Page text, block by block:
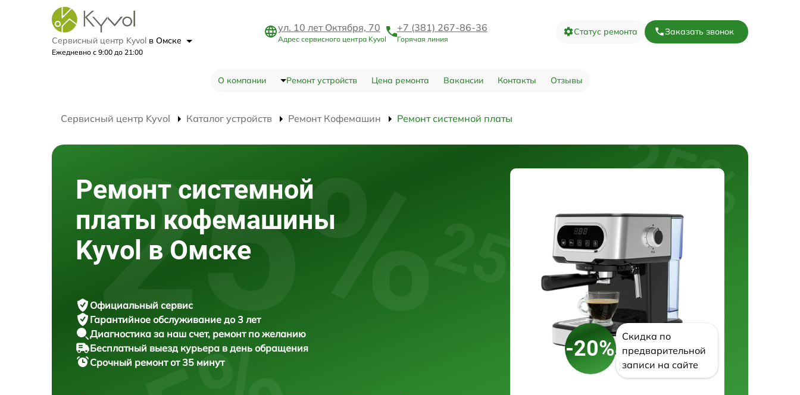
Сервисный центр Kyvol в Омске
Ежедневно с 9:00 до 21:00
ул. 10 лет Октября, 70
Адрес сервисного центра Kyvol
+7 (381) 267-86-36
Горячая линия
Статус ремонта Заказать звонок
О компании Ремонт устройств Цена ремонта Вакансии Контакты Отзывы
Сервисный центр Kyvol Каталог устройств Ремонт Кофемашин Ремонт системной платы
Ремонт системной
платы кофемашины
Kyvol в Омске
Официальный сервис
Гарантийное обслуживание до 3 лет
Диагностика за наш счет, ремонт по желанию
Бесплатный выезд курьера в день обращения
Срочный ремонтот 35 минут
-20%
Скидка по
предварительной
записи на сайте